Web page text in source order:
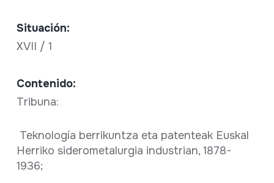
Situación:
XVII / 1
Contenido:
Tribuna:
Teknología berrikuntza eta patenteak Euskal
Herriko siderometalurgia industrian, 1878-
1936;